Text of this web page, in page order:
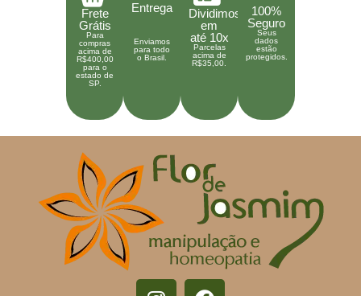
Frete
Grátis
Para
compras
acima de
R$400,00
para o
estado de
SP.
Entrega
Enviamos
para todo
o Brasil.
Dividimos
em
até 10x
Parcelas
acima de
R$35,00.
100%
Seguro
Seus
dados
estão
protegidos.